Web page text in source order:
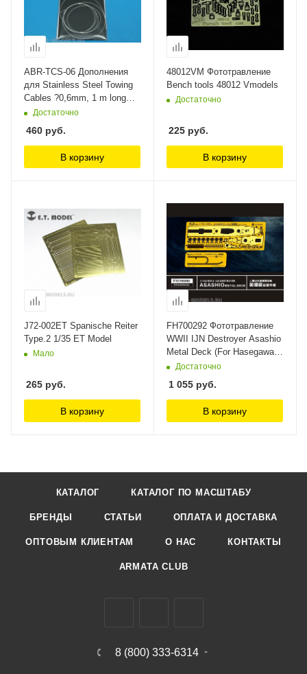
ABR-TCS-06 Дополнения
для Stainless Steel Towing
Cables ?0,6mm, 1 m long
для ABER
Достаточно
460 руб.
В корзину
48012VM Фототравление
Bench tools 48012 Vmodels
Достаточно
225 руб.
В корзину
J72-002ET Spanische Reiter
Type.2 1/35 ET Model
Мало
265 руб.
В корзину
FH700292 Фототравление
WWII IJN Destroyer Asashio
Metal Deck (For Hasegawa)
FlyHawk
Достаточно
1 055 руб.
В корзину
КАТАЛОГ КАТАЛОГ ПО МАСШТАБУ
БРЕНДЫ СТАТЬИ ОПЛАТА И ДОСТАВКА
ОПТОВЫМ КЛИЕНТАМ О НАС КОНТАКТЫ
ARMATA CLUB
8 (800) 333-6314